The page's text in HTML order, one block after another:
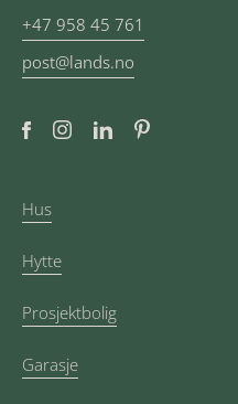
+47 958 45 761
post@lands.no
Hus
Hytte
Prosjektbolig
Garasje